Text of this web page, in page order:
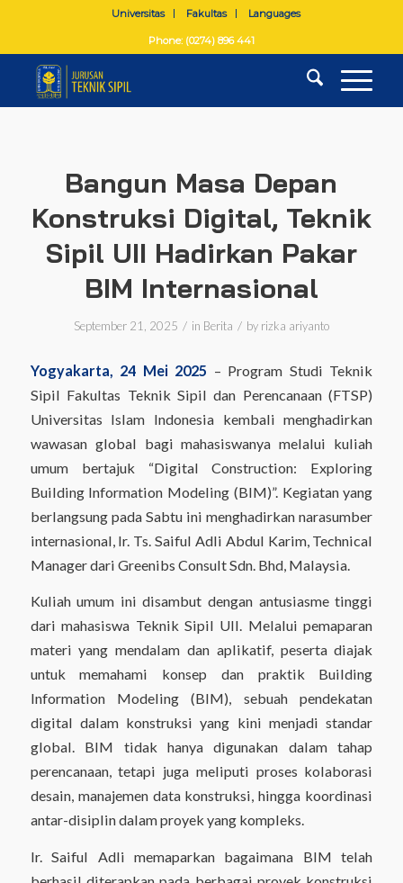
Universitas Fakultas Languages
Phone: (0274) 896 441
Bangun Masa Depan
Konstruksi Digital, Teknik
Sipil UII Hadirkan Pakar
BIM Internasional
September 21, 2025 / in Berita / by rizka ariyanto
Yogyakarta, 24 Mei 2025 – Program Studi Teknik
Sipil Fakultas Teknik Sipil dan Perencanaan (FTSP)
Universitas Islam Indonesia kembali menghadirkan
wawasan global bagi mahasiswanya melalui kuliah
umum bertajuk “Digital Construction: Exploring
Building Information Modeling (BIM)”. Kegiatan yang
berlangsung pada Sabtu ini menghadirkan narasumber
internasional, Ir. Ts. Saiful Adli Abdul Karim, Technical
Manager dari Greenibs Consult Sdn. Bhd, Malaysia.
Kuliah umum ini disambut dengan antusiasme tinggi
dari mahasiswa Teknik Sipil UII. Melalui pemaparan
materi yang mendalam dan aplikatif, peserta diajak
untuk memahami konsep dan praktik Building
Information Modeling (BIM), sebuah pendekatan
digital dalam konstruksi yang kini menjadi standar
global. BIM tidak hanya digunakan dalam tahap
perencanaan, tetapi juga meliputi proses kolaborasi
desain, manajemen data konstruksi, hingga koordinasi
antar-disiplin dalam proyek yang kompleks.
Ir. Saiful Adli memaparkan bagaimana BIM telah